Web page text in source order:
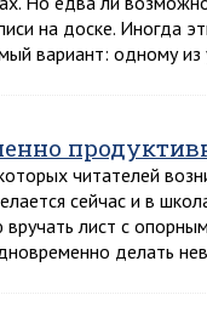
на доске. Иногда
вариант: одному из
читателей
сейчас и в
лист с
делать